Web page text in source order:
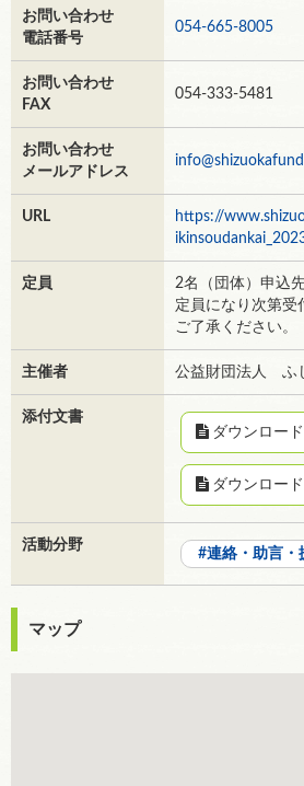
お問い合わせ
電話番号
054-665-8005
お問い合わせ
FAX
054-333-5481
お問い合わせ
メールアドレス
URL
https://
定員
2名（団体）申込
定員になり次第受
ご了承ください。
主催者 公益財団法人 ふ
添付文書
ダウンロード
ダウンロード
活動分野
連絡・助言・
マップ